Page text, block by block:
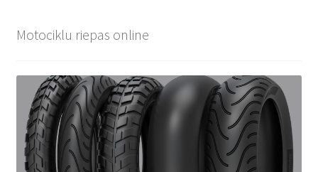
Motociklu riepas online